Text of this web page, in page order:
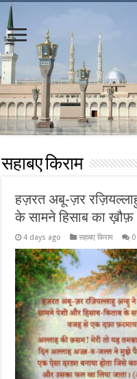
सहाबए किराम
हज़रत अबू-ज़र
के सामने हिसाब का ख़ौफ़
4 days ago सहाबए किराम 0